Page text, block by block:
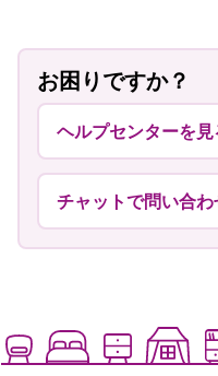
お困りですか？
ヘルプセンターを見
チャットで問い合わ